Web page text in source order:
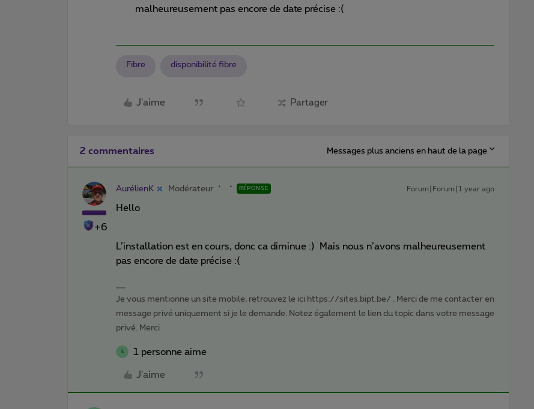
malheureusement pas encore de date précise :(
Fibre disponibilité fibre
J'aime Partager
2 commentaires Messages plus anciens en haut de la page
+6
AurélienK Modérateur RÉPONSE Forum|Forum|1 year ago
Hello
L’installation est en cours, donc ca diminue :) Mais nous n’avons malheureusement
pas encore de date précise :(
Je vous mentionne un site mobile, retrouvez le ici https://sites.bipt.be/ . Merci de me contacter en
message privé uniquement si je le demande. Notez également le lien du topic dans votre message
privé. Merci
S 1 personne aime
J'aime